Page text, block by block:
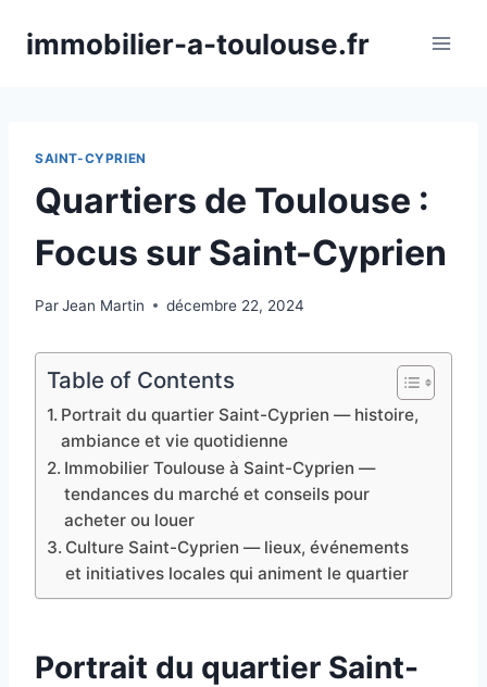
immobilier-a-toulouse.fr
SAINT-CYPRIEN
Quartiers de Toulouse :
Focus sur Saint-Cyprien
ParJean Martin décembre 22, 2024
Table of Contents
Portrait du quartier Saint-Cyprien — histoire,
ambiance et vie quotidienne
Immobilier Toulouse à Saint-Cyprien —
tendances du marché et conseils pour
acheter ou louer
Culture Saint-Cyprien — lieux, événements
et initiatives locales qui animent le quartier
Portrait du quartier Saint-